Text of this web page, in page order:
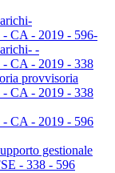
CA - 2019 - 596-
-
CA - 2019 - 338
provvisoria
CA - 2019 - 338
CA - 2019 - 596
gestionale
- 338 - 596